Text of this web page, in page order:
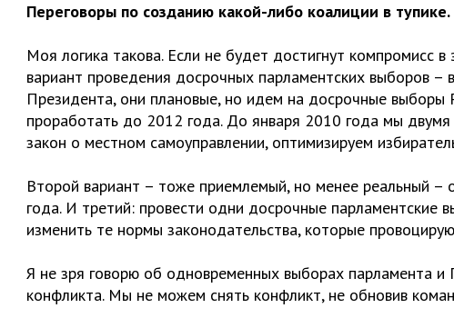
Переговоры по созданию какой-либо коалиции в
Моя логика такова. Если не будет достигнут компромисс
вариант проведения досрочных парламентских выборов
Президента, они плановые, но идем на досрочные
проработать до 2012 года. До января 2010 года мы
закон о местном самоуправлении, оптимизируем
Второй вариант – тоже приемлемый, но менее реальный
года. И третий: провести одни досрочные парламентские
изменить те нормы законодательства, которые
Я не зря говорю об одновременных выборах парламента
конфликта. Мы не можем снять конфликт, не обновив